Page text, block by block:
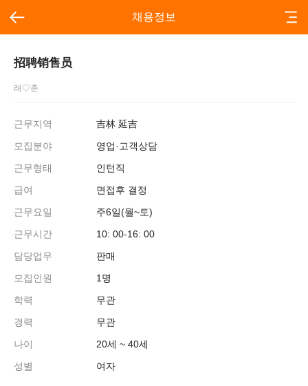
채용정보
招聘销售员
래♡춘
근무지역
吉林 延吉
모집분야
영업·고객상담
근무형태
인턴직
급여
면접후 결정
근무요일
주6일(월~토)
근무시간
10: 00-16: 00
담당업무
판매
모집인원
1명
학력
무관
경력
무관
나이
20세 ~ 40세
성별
여자